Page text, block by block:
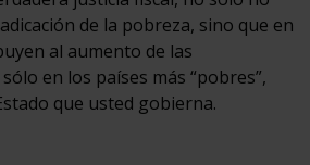
de la pobreza, sino que en
al aumento de las
en los países más “pobres”,
que usted gobierna.